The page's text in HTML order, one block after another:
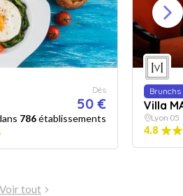
Dès
50 €
786établissements
Brunchs
Villa
Lyon 05
4.8
Voir tout